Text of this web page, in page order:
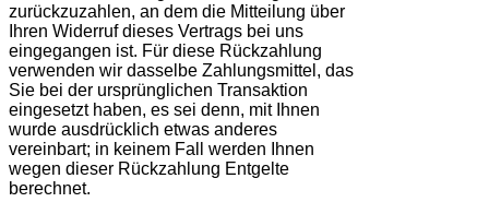
zurückzuzahlen, an dem die Mitteilung über
Ihren Widerruf dieses Vertrags bei uns
eingegangen ist. Für diese Rückzahlung
verwenden wir dasselbe Zahlungsmittel, das
Sie bei der ursprünglichen Transaktion
eingesetzt haben, es sei denn, mit Ihnen
wurde ausdrücklich etwas anderes
vereinbart; in keinem Fall werden Ihnen
wegen dieser Rückzahlung Entgelte
berechnet.